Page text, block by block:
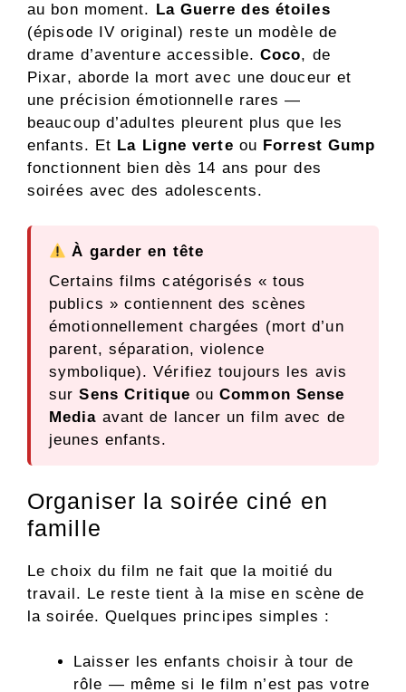
au bon moment.
La Guerre des étoiles
(épisode IV original) reste un modèle de
drame d’aventure accessible. Coco, de
Pixar, aborde la mort avec une douceur et
une précision émotionnelle rares —
beaucoup d’adultes pleurent plus que les
enfants. Et La Ligne verte ou Forrest Gump
fonctionnent bien dès 14 ans pour des
soirées avec des adolescents.
À garder en tête
Certains films catégorisés « tous
publics » contiennent des scènes
émotionnellement chargées (mort d’un
parent, séparation, violence
symbolique). Vérifiez toujours les avis
surSens Critique ouCommon Sense
Media avant de lancer un film avec de
jeunes enfants.
Organiser la soirée ciné en
famille
Le choix du film ne fait que la moitié du
travail. Le reste tient à la mise en scène de
la soirée. Quelques principes simples :
Laisser les enfants choisir à tour de
rôle — même si le film n’est pas votre